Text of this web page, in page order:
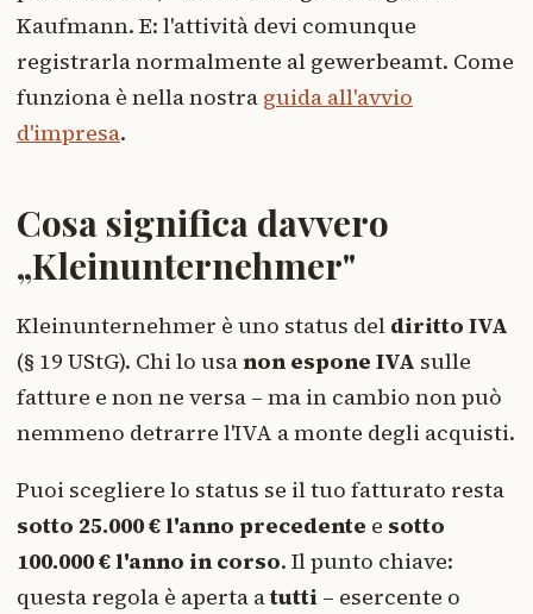
Kaufmann. E: l'attività devi comunque
registrarla normalmente al gewerbeamt. Come
funziona è nella nostra guida all'avvio
d'impresa.
Cosa significa davvero
„Kleinunternehmer"
Kleinunternehmer è uno status del diritto IVA
(§ 19 UStG). Chi lo usanon espone IVA sulle
fatture e non ne versa – ma in cambio non può
nemmeno detrarre l'IVA a monte degli acquisti.
Puoi scegliere lo status se il tuo fatturato resta
sotto 25.000 € l'anno precedente e sotto
100.000 € l'anno in corso. Il punto chiave:
questa regola è aperta atutti – esercente o